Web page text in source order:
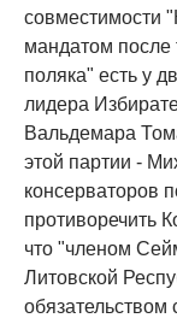
совместимости
мандатом после
поляка" есть у
лидера
Вальдемара
этой партии -
консерваторов
противоречить
что "членом
Литовской
обязательством